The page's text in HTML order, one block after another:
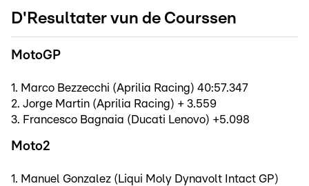
D'Resultater vun de Courssen
MotoGP
1. Marco Bezzecchi (Aprilia Racing) 40:57.347
2. Jorge Martin (Aprilia Racing) + 3.559
3. Francesco Bagnaia (Ducati Lenovo) +5.098
Moto2
1. Manuel Gonzalez (Liqui Moly Dynavolt Intact GP)